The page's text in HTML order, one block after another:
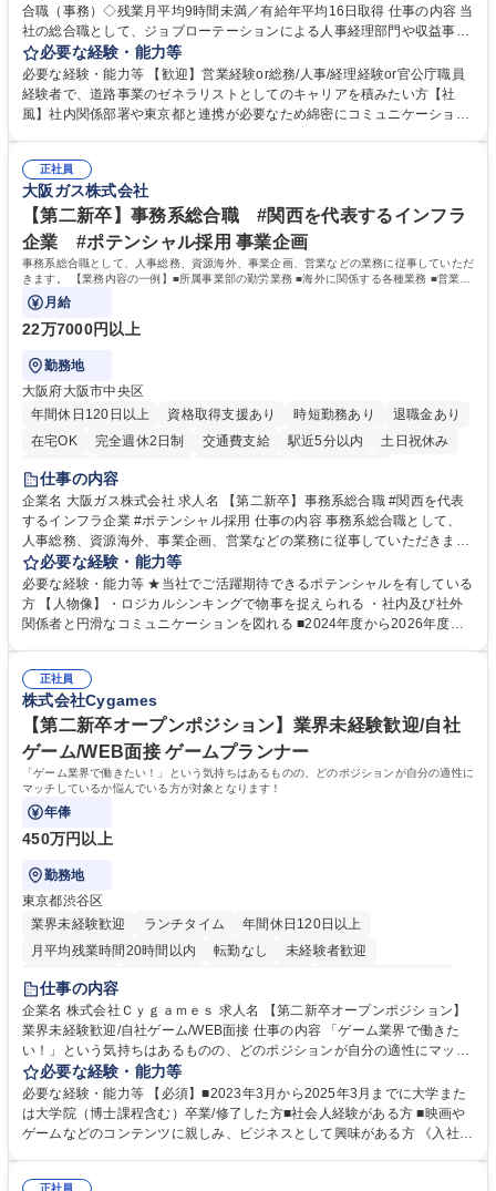
合職（事務）◇残業月平均9時間未満／有給年平均16日取得 仕事の内容 当
社の総合職として、ジョブローテーションによる人事経理部門や収益事業
等のフロント部門の部署等幅広い部署での業務をお任せいたします。研修
制度やキャリア支援が充実しております！ ※下記業務詳細 【業務詳細】■
管理部門：広報、人事、経理など当公社の運営に係る管理業務 ■収益部
門：駐車場の新規開拓、管理運営、新宿駅西口広場の「イベントコーナ
道路施設や道路工事現場の見学ツアー事業 ※入社後は上記いずれかの部門
へ配属。※業務内容変更の範囲：会社の定める業務 募集職種 【都庁グル
ープ】総合職（事務）◇残業月平均9時間未満／有給年平均16日取得
必要な経験・能力等
必要な経験・能力等 【歓迎】営業経験or総務/人事/経理経験or官公庁職員
経験者で、道路事業のゼネラリストとしてのキャリアを積みたい方【社
風】社内関係部署や東京都と連携が必要なため綿密にコミュニケーション
部門など多岐に渡る業務を経験できます。 ■様々なプロジェクト：駐車場
事業の他、新宿駅西口広場内に設置された照明を兼ねた広告「ブライトサ
イン」の管理運営を行うなど、事業収益を生み出す活動を積極的に行って
います。 学歴・資格 学歴：大学院 大学 高専 短大 専修学校 高校 語学力：
資格：
正社員
大阪ガス株式会社
【第二新卒】事務系総合職 #関西を代表するインフラ
企業 #ポテンシャル採用 事業企画
事務系総合職として、人事総務、資源海外、事業企画、営業などの業務に従事していただ
きます。 【業務内容の一例】■所属事業部の勤労業務 ■海外に関係する各種業務 ■営業部
門の企画スタッフ、ルート営業
月給
22万7000円以上
勤務地
大阪府大阪市中央区
年間休日120日以上
資格取得支援あり 時短勤務あり
退職金あり
在宅OK
完全週休2日制 交通費支給 駅近5分以内
土日祝休み
服装自由
第二新卒歓迎
仕事の内容
企業名 大阪ガス株式会社 求人名 【第二新卒】事務系総合職 #関西を代表
するインフラ企業 #ポテンシャル採用 仕事の内容 事務系総合職として、
人事総務、資源海外、事業企画、営業などの業務に従事していただきま
す。 【業務内容の一例】■所属事業部の勤労業務 ■海外に関係する各種業
務 ■営業部門の企画スタッフ、ルート営業 【キャリアパス】入社後の配属
ポジションで一定期間ご活躍頂いた後、本人の適性及び将来のキャリアを
鑑みてジョブローテーションを行います。 【育成】OJTでの現場育成や研
表するインフラ企業 #ポテンシャル採用
必要な経験・能力等
必要な経験・能力等 ★当社でご活躍期待できるポテンシャルを有している
方 【人物像】・ロジカルシンキングで物事を捉えられる ・社内及び社外
関係者と円滑なコミュニケーションを図れる ■2024年度から2026年度ま
72.html ■エネルギーセキュリティの不安定化や気候変動による自然災害の
甚大化など、これまで以上に社会課題解決の重要性が高まっています。
「未来の日常」の創造に向けて持続可能な社会の実現に貢献してまいりま
す。 学歴・資格 学歴：大学院 大学 語学力： 資格：
正社員
株式会社Cygames
【第二新卒オープンポジション】業界未経験歓迎/自社
ゲーム/WEB面接 ゲームプランナー
「ゲーム業界で働きたい！」という気持ちはあるものの、どのポジションが自分の適性に
マッチしているか悩んでいる方が対象となります！
年俸
450万円以上
勤務地
東京都渋谷区
業界未経験歓迎
ランチタイム
年間休日120日以上
月平均残業時間20時間以内
転勤なし
未経験者歓迎
住宅手当あり
交通費支給
土日祝休み 服装自由 昼食補助あり
第二新卒歓迎
食事補助あり
仕事の内容
企業名 株式会社Ｃｙｇａｍｅｓ 求人名 【第二新卒オープンポジション】
業界未経験歓迎/自社ゲーム/WEB面接 仕事の内容 「ゲーム業界で働きた
い！」という気持ちはあるものの、どのポジションが自分の適性にマッチ
しているか悩んでいる方が対象となります！ 総合職（プランナー/データ
アナリストなど）、技術職（開発エンジニ ア/インフラエンジニアな
ど）、デザイン職（デザイナー/イラストレ ーターなど）等から、面接で
ご希望と適正にマッチしたポジションをご案内いたします。ゲームやエン
必要な経験・能力等
必要な経験・能力等 【必須】■2023年3月から2025年3月までに大学また
は大学院（博士課程含む）卒業/修了した方■社会人経験がある方 ■映画や
ゲームなどのコンテンツに親しみ、ビジネスとして興味がある方 《入社実
正社員